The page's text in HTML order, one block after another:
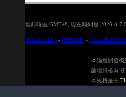
當前時區 GMT+8, 現在時間是 2026-8-7
清除 Cookies - 聯繫我們 - FrKL-動漫時
本論壇開發模
論壇風格為
本風格是由